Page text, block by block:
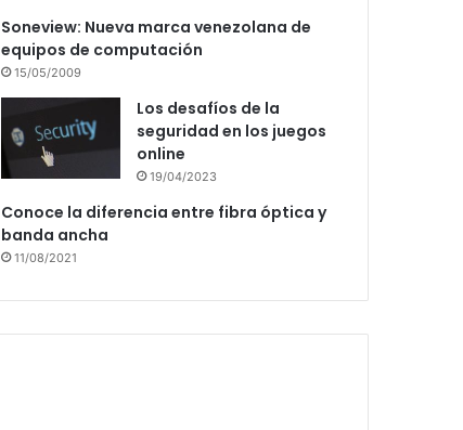
Soneview: Nueva marca venezolana de
equipos de computación
15/05/2009
Los desafíos de la
seguridad en los juegos
online
19/04/2023
Conoce la diferencia entre fibra óptica y
banda ancha
11/08/2021